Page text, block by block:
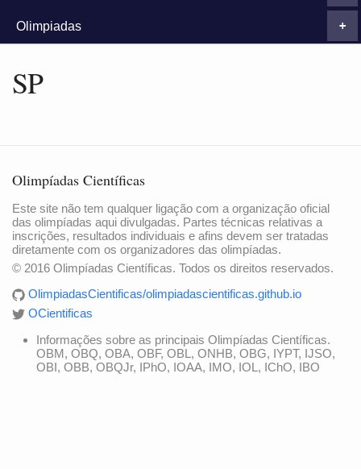
+
Olimpiadas
SP
Olimpíadas Científicas
Este site não tem qualquer ligação com a organização oficial
das olimpíadas aqui divulgadas. Partes técnicas relativas a
inscrições, resultados individuais e afins devem ser tratadas
diretamente com os organizadores das olimpíadas.
© 2016 Olimpíadas Científicas. Todos os direitos reservados.
OlimpiadasCientificas/olimpiadascientificas.github.io
OCientificas
Informações sobre as principais Olimpíadas Científicas.
OBM, OBQ, OBA, OBF, OBL, ONHB, OBG, IYPT, IJSO,
OBI, OBB, OBQJr, IPhO, IOAA, IMO, IOL, IChO, IBO